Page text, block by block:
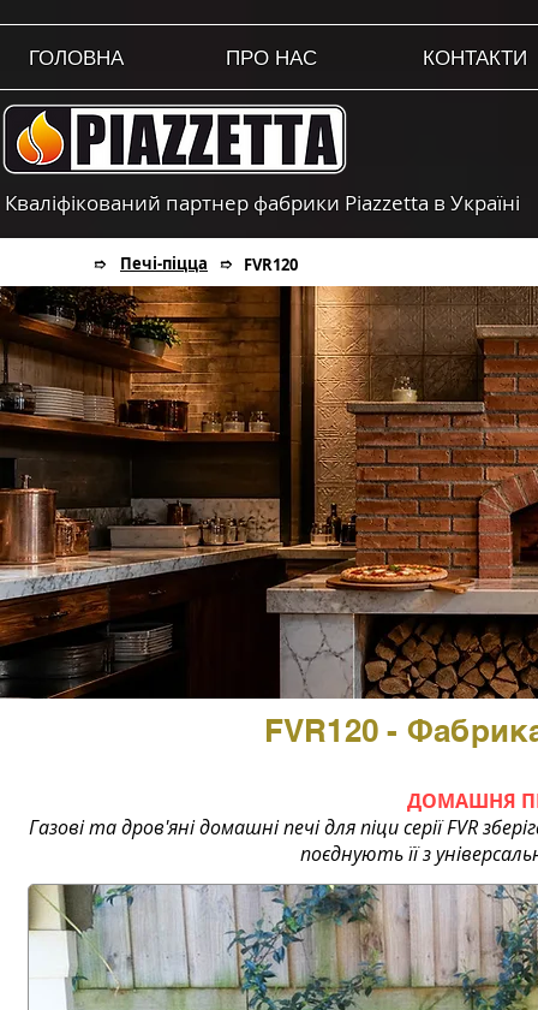
ГОЛОВНА ПРО НАС КОНТАКТИ
Кваліфікований партнер фабрики Piazzetta в Україні
➱ Печі-піцца ➱ FVR120
FVR120 -
ДОМАШНЯ
Газові та дров'яні домашні печі для піци серії FVR
поєднують її з